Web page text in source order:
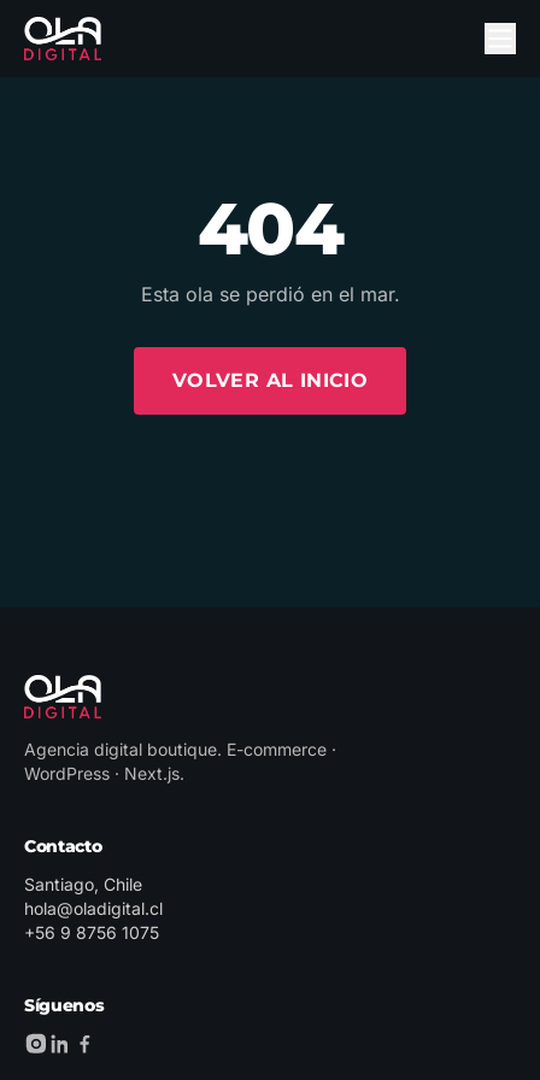
404
Esta ola se perdió en el mar.
VOLVER AL INICIO
Agencia digital boutique. E-commerce ·
WordPress · Next.js.
Contacto
Santiago, Chile
hola@oladigital.cl
+56 9 8756 1075
Síguenos